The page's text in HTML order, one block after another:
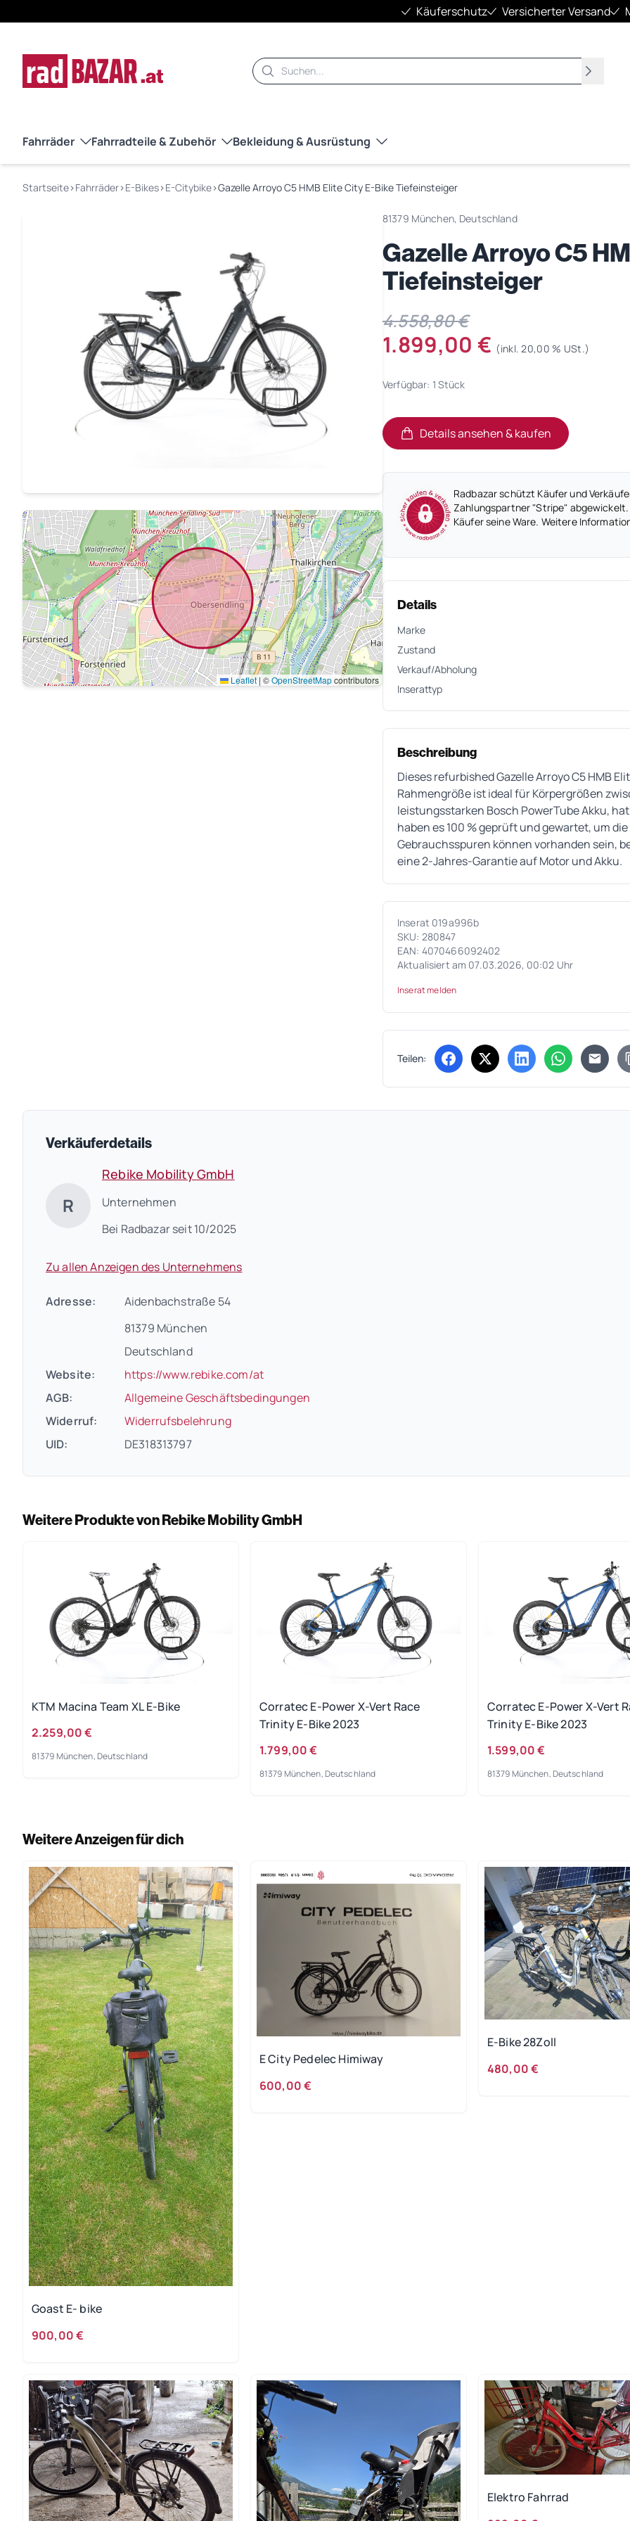
Käuferschutz Versicherter Versand
Suche
Suchen
Fahrräder Fahrradteile & Zubehör Bekleidung & Ausrüstung
Startseite›Fahrräder›E-Bikes›E-Citybike›Gazelle Arroyo C5 HMB Elite City E-Bike Tiefeinsteiger
Leaflet | ©OpenStreetMapcontributors
81379 München, Deutschland
Gazelle Arroyo C5
Tiefeinsteiger
4.558,80 €
1.899,00 € (inkl. 20,00 % USt.)
Verfügbar: 1 Stück
Details ansehen & kaufen
(öffnet in neuem Tab)
(öffnet in neuem Tab)
Radbazar schützt Käufer und
Zahlungspartner "Stripe"
Käufer seine Ware. Weitere
Details
Marke
Zustand
Verkauf/Abholung
Inserattyp
Beschreibung
Dieses refurbished Gazelle Arroyo C5 HMB
Rahmengröße ist ideal für Körpergrößen
leistungsstarken Bosch PowerTube Akku,
haben es 100 % geprüft und gewartet, um
Gebrauchsspuren können vorhanden sein,
eine 2-Jahres-Garantie auf Motor und Akku.
Inserat 019a996b
SKU: 280847
EAN: 4070466092402
Aktualisiert am 07.03.2026, 00:02 Uhr
Inserat melden
Teilen: (öffnet in neuem Tab)
(öffnet in neuem Tab)
(öffnet in neuem
(öffnet in
Verkäuferdetails
R
Rebike Mobility GmbH
Unternehmen
Bei Radbazar seit 10/2025
Zu allen Anzeigen des Unternehmens
Adresse:
Aidenbachstraße 54
81379 München
Deutschland
Website:
https://www.rebike.com/at(öffnet in neuem Tab)
AGB:
Allgemeine Geschäftsbedingungen(öffnet in neuem Tab)
Widerruf:
Widerrufsbelehrung(öffnet in neuem Tab)
UID:
DE318313797
Weitere Produkte von Rebike Mobility GmbH
KTM Macina Team XL E-Bike
2.259,00 €
81379 München, Deutschland
Corratec E-Power X-Vert Race
Trinity E-Bike 2023
1.799,00 €
81379 München, Deutschland
Corratec E-Power X-Vert
Trinity E-Bike 2023
1.599,00 €
81379 München, Deutschland
Weitere Anzeigen für dich
Goast E- bike
900,00 €
E City Pedelec Himiway
600,00 €
E-Bike 28Zoll
480,00 €
Elektro Fahrrad